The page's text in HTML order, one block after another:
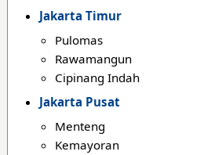
Jakarta Timur
Pulomas
Rawamangun
Cipinang Indah
Jakarta Pusat
Menteng
Kemayoran